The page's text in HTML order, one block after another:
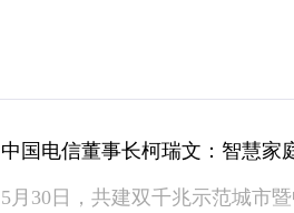
中国电信董事长柯瑞文：智慧家
5月30日，共建双千兆示范城市